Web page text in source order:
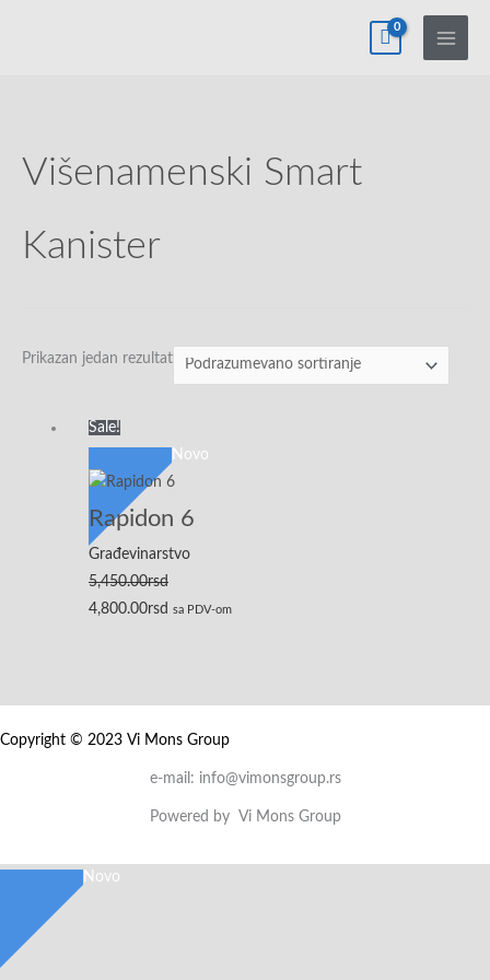
Višenamenski Smart
Kanister
Prikazan jedan rezultat
Sale!
Novo
Rapidon 6
Građevinarstvo
5,450.00rsd
Originalna
je
bila:
5,450.00rsd.
4,800.00rsd
cena
je:
4,800.00rsd.
sa PDV-om
Copyright © 2023 Vi Mons Group
e-mail: info@vimonsgroup.rs
Powered by Vi Mons Group
Novo